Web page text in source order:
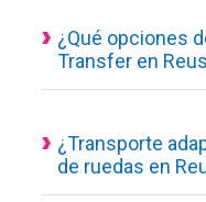
reservas el tiempo
tú destino y el precio
Conoceras el coste
¿Qué opciones
Transfer en
1. Taxi privado
3. Minivan privada
4. Minibús privado
5. Autocar privado
¿Transporte
de ruedas en
Sí disponemos de